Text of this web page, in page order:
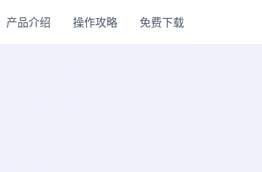
产品介绍 操作攻略 免费下载